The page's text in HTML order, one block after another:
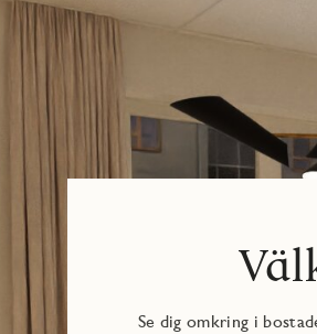
i klarglas. Tvättmaskin och torktumlare
JMs torkställning John och
egen prägel på bland annat kakel och
bord och stolar.
(IP-telefoni, bredband och tv). I
samt värme och kallvatten. Till
Se dig omkring i